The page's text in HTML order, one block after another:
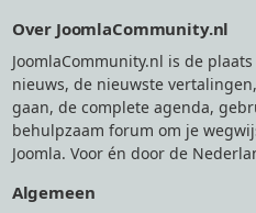
Over JoomlaCommunity.nl
JoomlaCommunity.nl is de
nieuws, de nieuwste
gaan, de complete agenda,
behulpzaam forum om je
Joomla. Voor én door de
Algemeen